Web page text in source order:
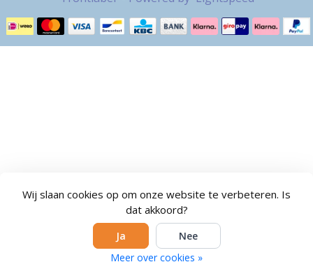
Wij slaan cookies op om onze website te verbeteren. Is
dat akkoord?
Ja
Nee
Meer over cookies »